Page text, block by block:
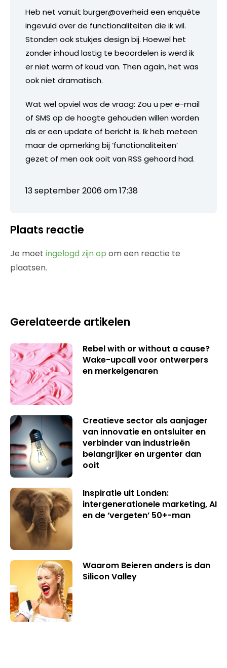
Heb net vanuit burger@overheid een enquête
ingevuld over de functionaliteiten die ik wil.
Stonden ook stukjes design bij. Hoewel het
zonder inhoud lastig te beoordelen is werd ik
er niet warm of koud van. Then again, het was
ook niet dramatisch.
Wat wel opviel was de vraag: Zou u per e-mail
of SMS op de hoogte gehouden willen worden
als er een update of bericht is. Ik heb meteen
maar de opmerking bij ‘functionaliteiten’
gezet of men ook ooit van RSS gehoord had.
13 september 2006 om 17:38
Plaats reactie
Je moet ingelogd zijn op om een reactie te
plaatsen.
Gerelateerde artikelen
Rebel with or without a cause?
Wake-upcall voor ontwerpers
en merkeigenaren
Creatieve sector als aanjager
van innovatie en ontsluiter en
verbinder van industrieën
belangrijker en urgenter dan
ooit
Inspiratie uit Londen:
intergenerationele marketing, AI
en de ‘vergeten’ 50+-man
Waarom Beieren anders is dan
Silicon Valley